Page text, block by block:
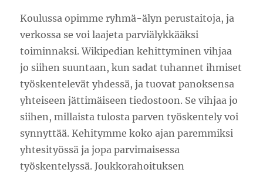
Koulussa opimme ryhmä-älyn perustaitoja, ja
verkossa se voi laajeta parviälykkääksi
toiminnaksi. Wikipedian kehittyminen vihjaa
jo siihen suuntaan, kun sadat tuhannet ihmiset
työskentelevät yhdessä, ja tuovat panoksensa
yhteiseen jättimäiseen tiedostoon. Se vihjaa jo
siihen, millaista tulosta parven työskentely voi
synnyttää. Kehitymme koko ajan paremmiksi
yhtesityössä ja jopa parvimaisessa
työskentelyssä. Joukkorahoituksen